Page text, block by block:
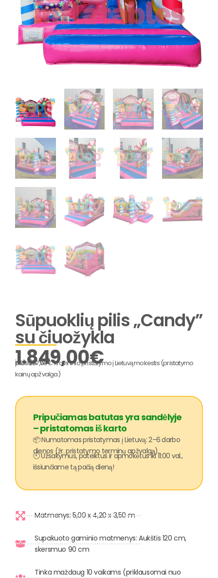
Sūpuoklių pilis „Candy”
su čiuožykla
1.849,00€
incl. 19% VAT
plius 287,00 € krovininio pristatymo į Lietuvą mokestis (pristatymo
kainų apžvalga)
Pripučiamas batutas yra sandėlyje
– pristatomas iš karto
📦 Numatomas pristatymas į Lietuvą: 2–6 darbo
dienos (žr. pristatymo terminų apžvalgą)
🕙 Užsakymus, pateiktus ir apmokėtus iki 11:00 val.,
išsiunčiame tą pačią dieną!
Matmenys: 5,00 x 4,20 x 3,50 m
Supakuoto gaminio matmenys: Aukštis 120 cm,
skersmuo 90 cm
Tinka maždaug 10 vaikams (priklausomai nuo